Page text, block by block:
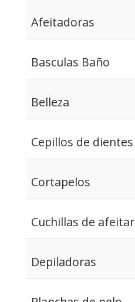
Afeitadoras
Basculas Baño
Belleza
Cepillos de dientes
Cortapelos
Cuchillas de afeitar
Depiladoras